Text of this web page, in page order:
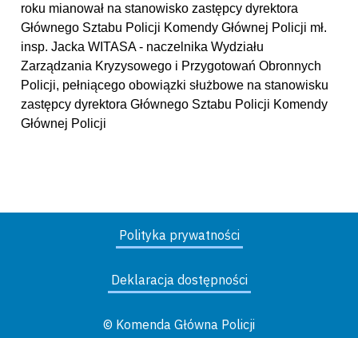
roku mianował na stanowisko zastępcy dyrektora
Głównego Sztabu Policji Komendy Głównej Policji mł.
insp. Jacka WITASA - naczelnika Wydziału
Zarządzania Kryzysowego i Przygotowań Obronnych
Policji, pełniącego obowiązki służbowe na stanowisku
zastępcy dyrektora Głównego Sztabu Policji Komendy
Głównej Policji
Polityka prywatności
Deklaracja dostępności
© Komenda Główna Policji